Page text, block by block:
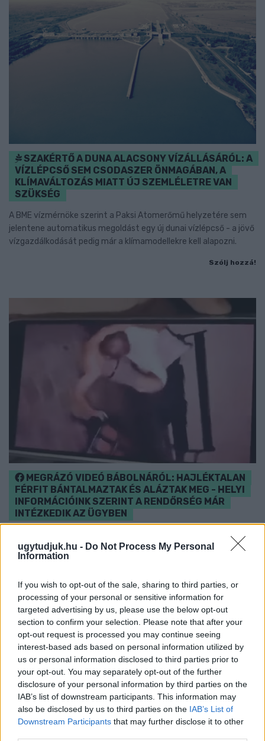
ugytudjuk.hu - Do Not Process My Personal
Information
If you wish to opt-out of the sale, sharing to third parties, or
processing of your personal or sensitive information for
targeted advertising by us, please use the below opt-out
section to confirm your selection. Please note that after your
opt-out request is processed you may continue seeing
interest-based ads based on personal information utilized by
us or personal information disclosed to third parties prior to
your opt-out. You may separately opt-out of the further
disclosure of your personal information by third parties on the
IAB’s list of downstream participants. This information may
also be disclosed by us to third parties on the IAB’s List of
Downstream Participants that may further disclose it to other
SZAKÉRTŐ A DUNA ALACSONY VÍZÁLLÁSÁRÓL: A
VÍZLÉPCSŐ SEM CSODASZER ÖNMAGÁBAN, A
KLÍMAVÁLTOZÁS MIATT ÚJ SZEMLÉLETRE VAN
SZÜKSÉG
A BME vízmérnöke szerint a Paksi Atomerőmű helyzetére sem
jelentene automatikus megoldást egy új dunai vízlépcső - a jövő
vízgazdálkodását pedig már a klímamodellekre kell alapozni.
Szólj hozzá!
MEGRÁZÓ VIDEÓ BÁBOLNÁRÓL: HAJLÉKTALAN
FÉRFIT BÁNTALMAZTAK ÉS ALÁZTAK MEG - HELYI
INFORMÁCIÓINK SZERINT A RENDŐRSÉG MÁR
INTÉZKEDIK AZ ÜGYBEN
kényszerítik, hogy térdre ereszkedve megcsókolja egyikük
bakancsát.
Szólj hozzá!